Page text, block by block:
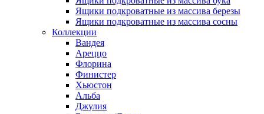
Ящики подкроватные из массива березы
Ящики подкроватные из массива сосны
Коллекции
Вандея
Ареццо
Флорина
Финистер
Хьюстон
Альба
Джулия